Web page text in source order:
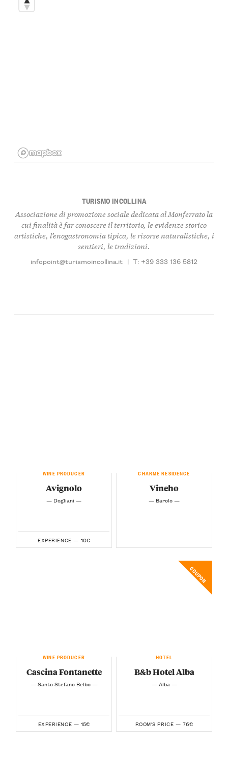
TURISMO INCOLLINA
Associazione di promozione sociale dedicata al Monferrato la
cui finalità è far conoscere il territorio, le evidenze storico
artistiche, l’enogastronomia tipica, le risorse naturalistiche, i
sentieri, le tradizioni.
infopoint@turismoincollina.it | T: +39 333 136 5812
WINE PRODUCER
Avignolo
— Dogliani —
EXPERIENCE — 10€
CHARME RESIDENCE
Vineho
— Barolo —
WINE PRODUCER
Cascina Fontanette
— Santo Stefano Belbo —
EXPERIENCE — 15€
COUPON
HOTEL
B&b Hotel Alba
— Alba —
ROOM'S PRICE — 76€